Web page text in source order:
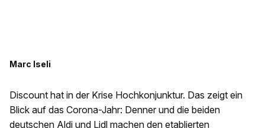
Marc Iseli
Discount hat in der Krise Hochkonjunktur. Das zeigt ein
Blick auf das Corona-Jahr: Denner und die beiden
deutschen Aldi und Lidl machen den etablierten